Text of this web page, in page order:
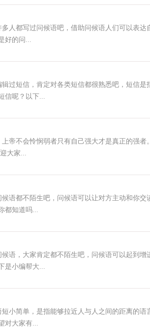
写过问候语吧，借助问候语人们可以表达
好的问...
信，肯定对各类短信都很熟悉吧，短信是
信呢？以下...
会怜悯弱者只有自己强大才是真正的强者
大家...
不陌生吧，问候语可以让对方主动和你交
都知道吗...
大家肯定都不陌生吧，问候语可以起到增
是小编帮大...
单，是指能够拉近人与人之间的距离的语
对大家有...